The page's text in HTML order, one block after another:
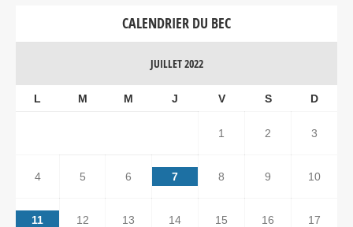
CALENDRIER DU BEC
JUILLET 2022
L M M J V S D
1 2 3
4 5 6 7 8 9 10
11 12 13 14 15 16 17